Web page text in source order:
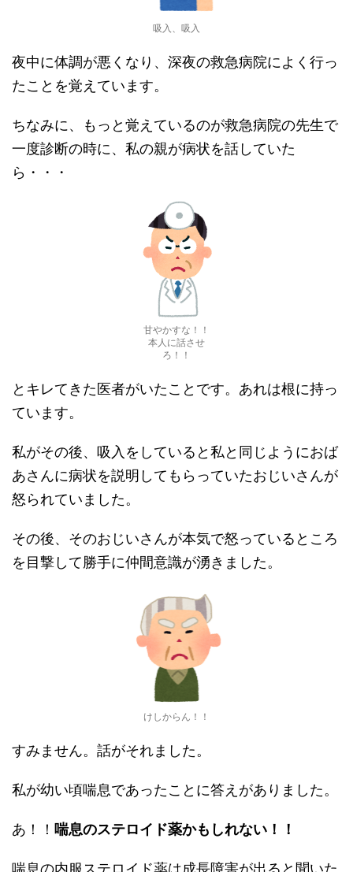
吸入、吸入
夜中に体調が悪くなり、深夜の救急病院によく行っ
たことを覚えています。
ちなみに、もっと覚えているのが救急病院の先生で
一度診断の時に、私の親が病状を話していた
ら・・・
甘やかすな！！
本人に話させ
ろ！！
とキレてきた医者がいたことです。あれは根に持っ
ています。
私がその後、吸入をしていると私と同じようにおば
あさんに病状を説明してもらっていたおじいさんが
怒られていました。
その後、そのおじいさんが本気で怒っているところ
を目撃して勝手に仲間意識が湧きました。
けしからん！！
すみません。話がそれました。
私が幼い頃喘息であったことに答えがありました。
あ！！ 喘息のステロイド薬かもしれない！！
喘息の内服ステロイド薬は成長障害が出ると聞いた